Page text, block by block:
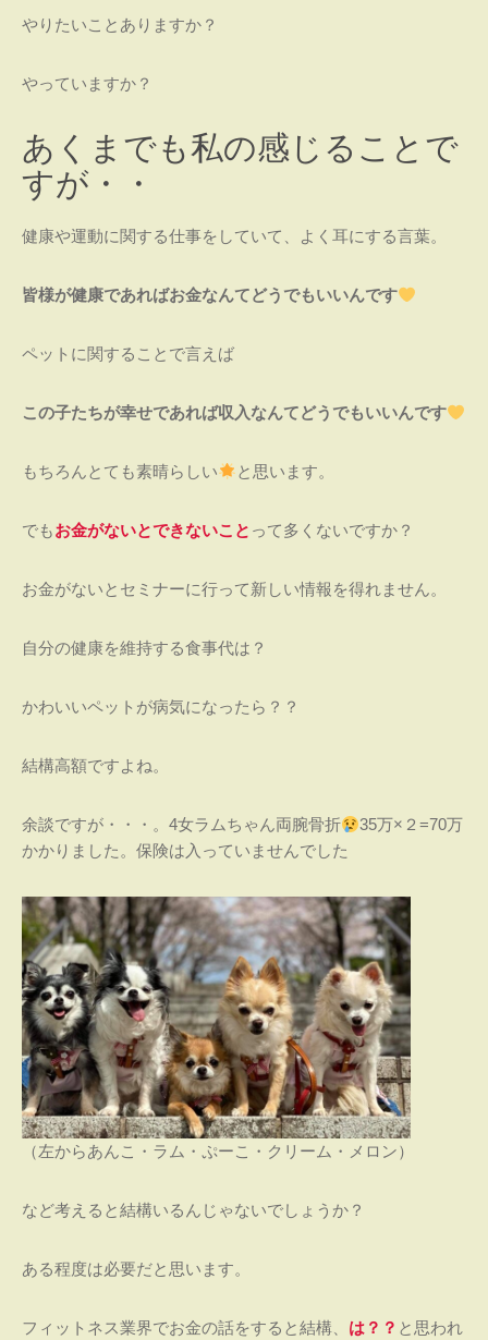
やりたいことありますか？
やっていますか？
あくまでも私の感じることで
すが・・
健康や運動に関する仕事をしていて、よく耳にする言葉。
皆様が健康であればお金なんてどうでもいいんです
ペットに関することで言えば
この子たちが幸せであれば収入なんてどうでもいいんです
もちろんとても素晴らしい と思います。
でもお金がないとできないこと って多くないですか？
お金がないとセミナーに行って新しい情報を得れません。
自分の健康を維持する食事代は？
かわいいペットが病気になったら？？
結構高額ですよね。
余談ですが・・・。4女ラムちゃん両腕骨折
35万×２=70万
かかりました。保険は入っていませんでした
（左からあんこ・ラム・ぷーこ・クリーム・メロン）
など考えると結構いるんじゃないでしょうか？
ある程度は必要だと思います。
フィットネス業界でお金の話をすると結構、 は？？ と思われ